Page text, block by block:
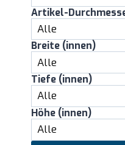
Artikel-
Breite (innen)
Tiefe (innen)
Höhe (innen)